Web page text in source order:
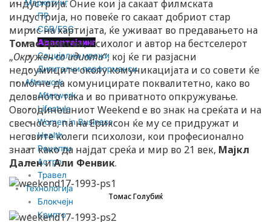
Маркетинг
ПР
CSR/ESG
Адвертајзинг
Социјални мрежи
Дигитални перформанси
Afterwork
Afterwork
Lifestyle
Women in Business
Health
Рецепти
Астро
Травел
Технологија
Блокчејн
Крипто
индустрија. Оние кои ја сакаат филмската
индустрија, но повеќе го сакаат добриот стар
мирис на хартијата, ќе уживаат во предавањето на
Томас Ериксон, психолог и автор на бестселерот
„Окружен со идиоти“, кој ќе ги разјасни
недоумиците околу комуникацијата и со совети ќе
помогне да комуницирате поквалитетно, како во
деловното така и во приватното опкружување.
Овогодинешниот Weekend е во знак на среќата и на
свесноста, па на Ериксон ќе му се придружат и
неговите колеги психолози, кои професионално
знаат како да најдат среќа и мир во 21 век, Мајкл
ДалениАли Фенвик.
Томас Голубиќ